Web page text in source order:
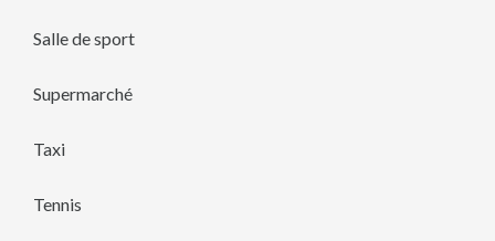
Salle de sport
Supermarché
Taxi
Tennis